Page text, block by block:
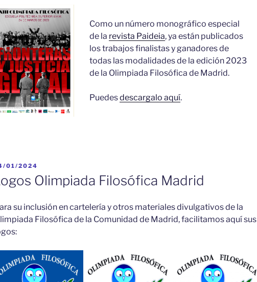
Como un número monográfico especial
de la revista Paideia, ya están publicados
los trabajos finalistas y ganadores de
todas las modalidades de la edición 2023
de la Olimpiada Filosófica de Madrid.
Puedesdescargalo aquí.
01/2024
Olimpiada Filosófica Madrid
su inclusión en cartelería y otros materiales divulgativos de la
Filosófica de la Comunidad de Madrid, facilitamos aquí sus